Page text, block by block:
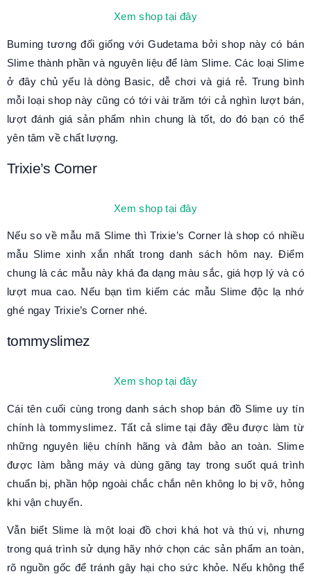
Xem shop tại đây
Buming tương đối giống với Gudetama bởi shop này có bán
Slime thành phần và nguyên liệu để làm Slime. Các loại Slime
ở đây chủ yếu là dòng Basic, dễ chơi và giá rẻ. Trung bình
mỗi loại shop này cũng có tới vài trăm tới cả nghìn lượt bán,
lượt đánh giá sản phẩm nhìn chung là tốt, do đó bạn có thể
yên tâm về chất lượng.
Trixie’s Corner
Xem shop tại đây
Nếu so về mẫu mã Slime thì Trixie’s Corner là shop có nhiều
mẫu Slime xinh xắn nhất trong danh sách hôm nay. Điểm
chung là các mẫu này khá đa dạng màu sắc, giá hợp lý và có
lượt mua cao. Nếu bạn tìm kiếm các mẫu Slime độc lạ nhớ
ghé ngay Trixie’s Corner nhé.
tommyslimez
Xem shop tại đây
Cái tên cuối cùng trong danh sách shop bán đồ Slime uy tín
chính là tommyslimez. Tất cả slime tại đây đều được làm từ
những nguyên liệu chính hãng và đảm bảo an toàn. Slime
được làm bằng máy và dùng găng tay trong suốt quá trình
chuẩn bị, phần hộp ngoài chắc chắn nên không lo bị vỡ, hỏng
khi vận chuyển.
Vẫn biết Slime là một loại đồ chơi khá hot và thú vị, nhưng
trong quá trình sử dụng hãy nhớ chọn các sản phẩm an toàn,
rõ nguồn gốc để tránh gây hại cho sức khỏe. Nếu không thể